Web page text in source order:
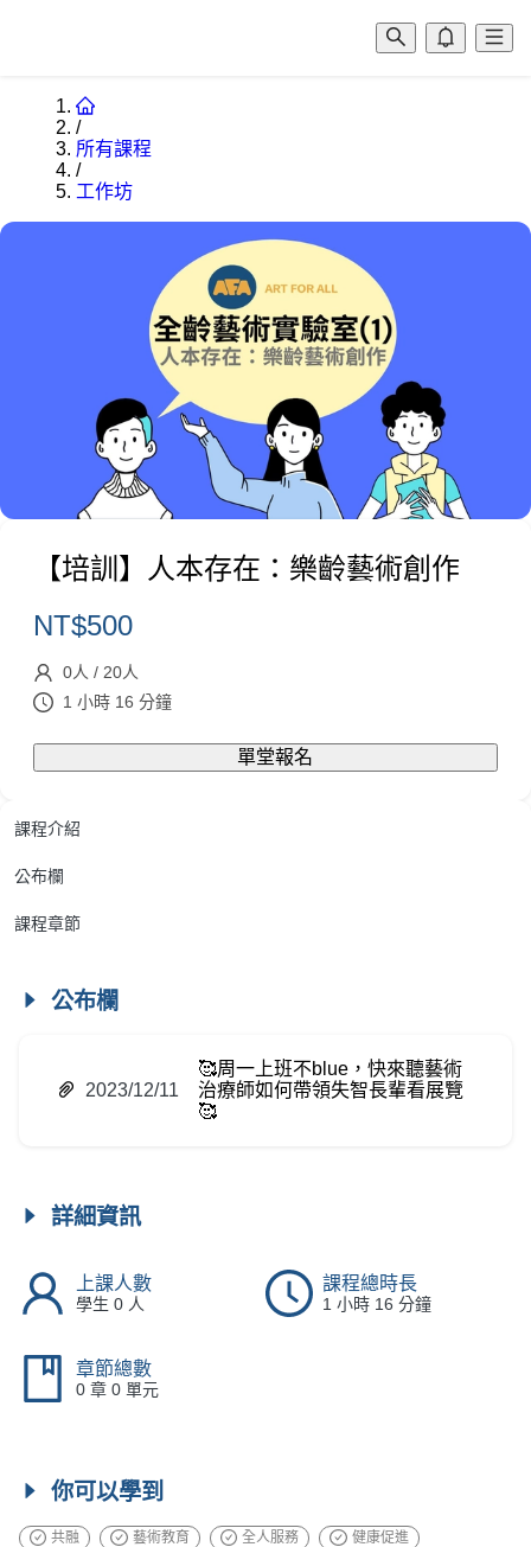
/
所有課程
/
工作坊
課程介紹
公布欄
課程章節
公布欄
2023/12/11
🥰周一上班不blue，快來聽藝術
治療師如何帶領失智長輩看展覽
🥰
詳細資訊
上課人數
學生 0 人
課程總時長
1 小時 16 分鐘
章節總數
0 章 0 單元
你可以學到
共融 藝術教育 全人服務 健康促進
【培訓】人本存在：樂齡藝術創作
NT$500
0人 / 20人
1 小時 16 分鐘
單堂報名